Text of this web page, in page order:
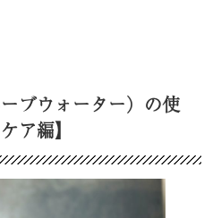
ブウォーター）の使
ア編】